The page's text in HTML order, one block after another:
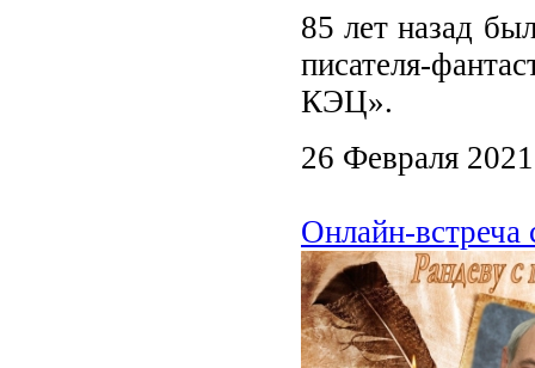
85 лет назад
писателя-
КЭЦ».
26 Февраля 2021
Онлайн-